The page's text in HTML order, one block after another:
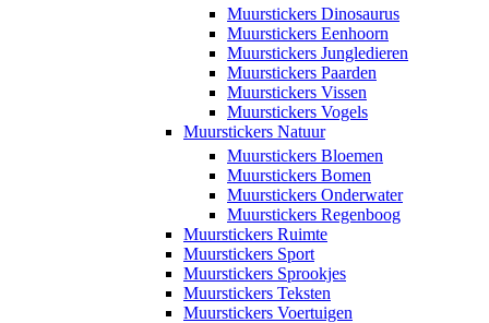
Muurstickers Dinosaurus
Muurstickers Eenhoorn
Muurstickers Jungledieren
Muurstickers Paarden
Muurstickers Vissen
Muurstickers Vogels
Muurstickers Natuur
Muurstickers Bloemen
Muurstickers Bomen
Muurstickers Onderwater
Muurstickers Regenboog
Muurstickers Ruimte
Muurstickers Sport
Muurstickers Sprookjes
Muurstickers Teksten
Muurstickers Voertuigen